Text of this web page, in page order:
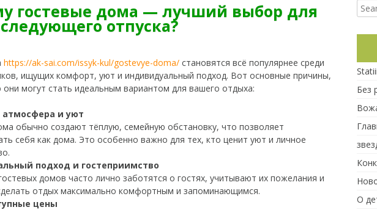
гостевые дома — лучший выбор для
отпуска?
https://ak-sai.com/issyk-kul/gostevye-doma/ становятся всё популярнее среди
ищущих комфорт, уют и индивидуальный подход. Вот основные причины,
могут стать идеальным вариантом для вашего отдыха:
и уют
обычно создают тёплую, семейную обстановку, что позволяет
себя как дома. Это особенно важно для тех, кто ценит уют и личное
подход и гостеприимство
домов часто лично заботятся о гостях, учитывают их пожелания и
отдых максимально комфортным и запоминающимся.
цены
Statiii
Без
О